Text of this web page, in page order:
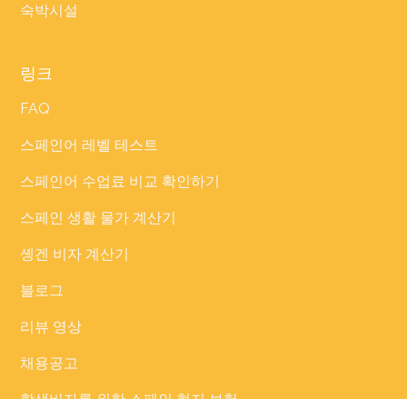
숙박시설
링크
FAQ
스페인어 레벨 테스트
스페인어 수업료 비교 확인하기
스페인 생활 물가 계산기
솅겐 비자 계산기
블로그
리뷰 영상
채용공고